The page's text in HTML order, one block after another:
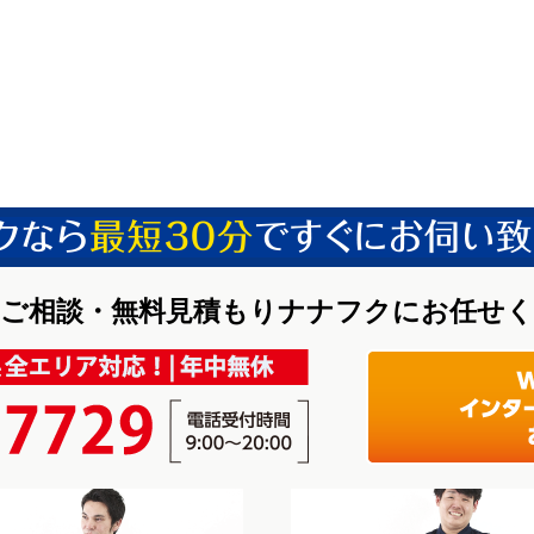
相談・無料見積もりナナフクにお任せ